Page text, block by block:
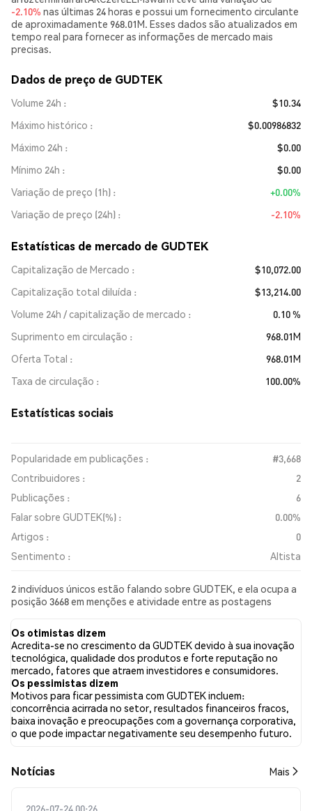
-2.10% nas últimas 24 horas e possui um fornecimento circulante
de aproximadamente 968.01M. Esses dados são atualizados em
tempo real para fornecer as informações de mercado mais
precisas.
Dados de preço de GUDTEK
Volume 24h
$10.34
Máximo histórico
$0.00986832
Máximo 24h
$0.00
Mínimo 24h
$0.00
Variação de preço (1h)
+0.00%
Variação de preço (24h)
-2.10%
Estatísticas de mercado de GUDTEK
Capitalização de Mercado
$10,072.00
Capitalização total diluída
$13,214.00
Volume 24h / capitalização de mercado
0.10 %
Suprimento em circulação
968.01M
Oferta Total
968.01M
Taxa de circulação
100.00%
Estatísticas sociais
Popularidade em publicações :
#3,668
Contribuidores :
2
Publicações :
6
Falar sobre GUDTEK(%) :
0.00%
Artigos :
0
Sentimento :
Altista
2 indivíduos únicos estão falando sobre GUDTEK, e ela ocupa a
posição 3668 em menções e atividade entre as postagens
GUDTEK em todas as redes sociais foi Altista. Por fim, foram
publicados 0 artigos de notícias sobre GUDTEK. No Twitter,
NaN% dos tweets apresentaram um sentimento otimista em
comparação com NaN% dos tweets com sentimento pessimista
sobre GUDTEK. NaN% dos tweets foram neutros em relação a
GUDTEK. Esses sentimentos são baseados em 0 tweets.
Os otimistas dizem
Acredita-se no crescimento da GUDTEK devido à sua inovação
tecnológica, qualidade dos produtos e forte reputação no
mercado, fatores que atraem investidores e consumidores.
Os pessimistas dizem
Motivos para ficar pessimista com GUDTEK incluem:
concorrência acirrada no setor, resultados financeiros fracos,
baixa inovação e preocupações com a governança corporativa,
o que pode impactar negativamente seu desempenho futuro.
​​Notícias​​ Mais
2026-07-24 00:26